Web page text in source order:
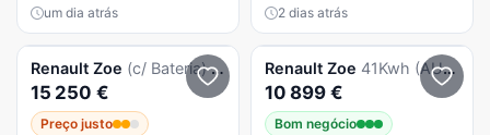
um dia atrás 2 dias atrás
Renault Zoe (c/ Bateria) Zen 50
15 250 €
Preço justo
Renault Zoe 41Kwh (AUTO)
10 899 €
Bom negócio